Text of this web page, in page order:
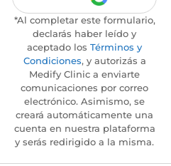
*Al completar este formulario,
declarás haber leído y
aceptado los Términos y
Condiciones, y autorizás a
Medify Clinic a enviarte
comunicaciones por correo
electrónico. Asimismo, se
creará automáticamente una
cuenta en nuestra plataforma
y serás redirigido a la misma.